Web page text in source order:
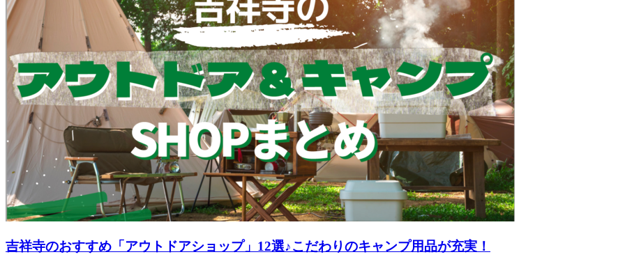
吉祥寺のおすすめ「アウトドアショップ」12選♪こだわりのキャンプ用品が充実！